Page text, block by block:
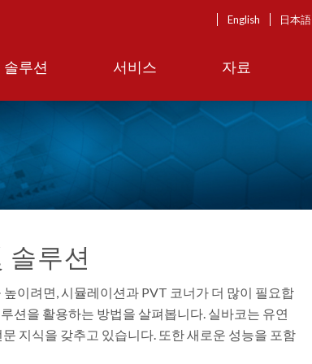
솔루션 서비스 자료
English 日本語
솔루션
이려면, 시뮬레이션과 PVT 코너가 더 많이 필요합
션을 활용하는 방법을 살펴봅니다. 실바코는 유연
지식을 갖추고 있습니다. 또한 새로운 성능을 포함